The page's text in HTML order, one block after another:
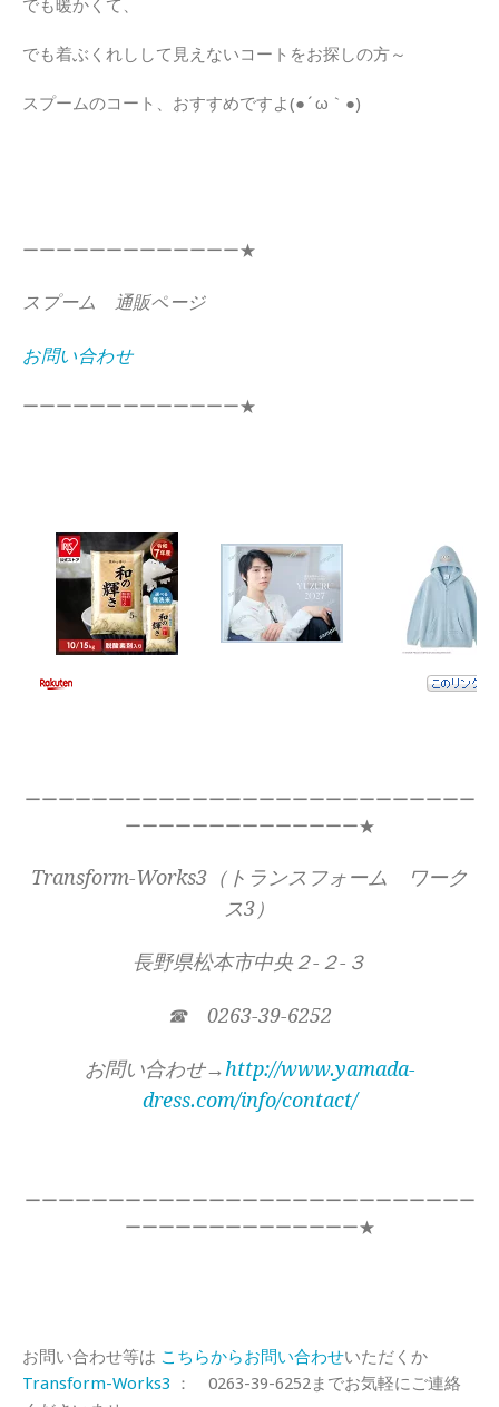
でも暖かくて、
でも着ぶくれしして見えないコートをお探しの方～
スプームのコート、おすすめですよ(●´ω｀●)
ーーーーーーーーーーーーー★
スプーム 通販ページ
お問い合わせ
ーーーーーーーーーーーーー★
ーーーーーーーーーーーーーーーーーーーーーーーーーーー
ーーーーーーーーーーーーーー★
Transform-Works3（トランスフォーム ワーク
ス3）
長野県松本市中央２-２-３
☎ 0263-39-6252
お問い合わせ→http://www.yamada-
dress.com/info/contact/
ーーーーーーーーーーーーーーーーーーーーーーーーーーー
ーーーーーーーーーーーーーー★
お問い合わせ等は こちらからお問い合わせいただくか
Transform-Works3 ： 0263-39-6252までお気軽にご連絡